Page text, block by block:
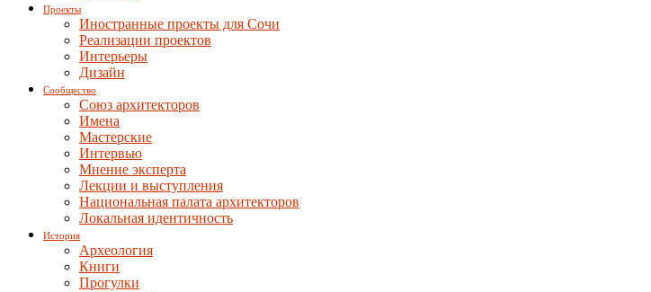
Проекты
Иностранные проекты для Сочи
Реализации проектов
Интерьеры
Дизайн
Сообщество
Союз архитекторов
Имена
Мастерские
Интервью
Мнение эксперта
Лекции и выступления
Национальная палата архитекторов
Локальная идентичность
История
Археология
Книги
Прогулки